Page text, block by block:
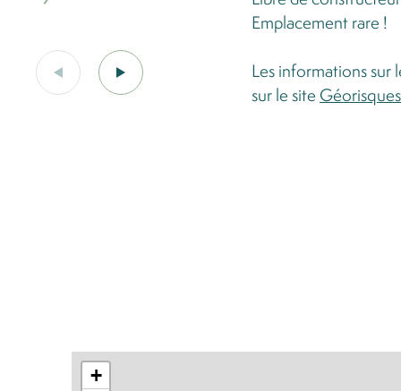
Emplacement rare !
Les informations sur
sur le site Géorisques
+